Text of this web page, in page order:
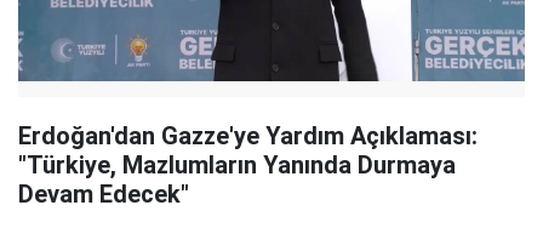
Erdoğan'dan Gazze'ye Yardım Açıklaması:
"Türkiye, Mazlumların Yanında Durmaya
Devam Edecek"